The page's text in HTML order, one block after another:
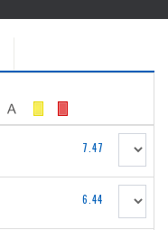
7.47
6.44